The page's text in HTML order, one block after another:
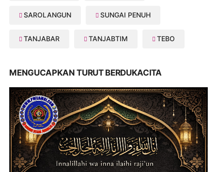
SAROLANGUN SUNGAI PENUH
TANJABAR TANJABTIM TEBO
MENGUCAPKAN TURUT BERDUKACITA